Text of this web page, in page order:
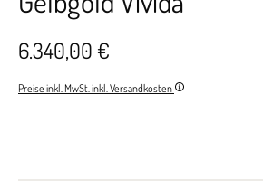
6.340,00 €
Preise inkl. MwSt. inkl. Versandkosten